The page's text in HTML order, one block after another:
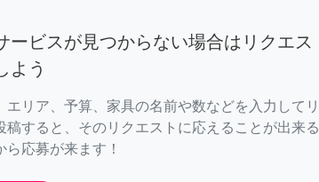
ービスが見つからない場合はリクエス
よう
エリア、予算、家具の名前や数などを入力してリ
稿すると、そのリクエストに応えることが出来る
ら応募が来ます！